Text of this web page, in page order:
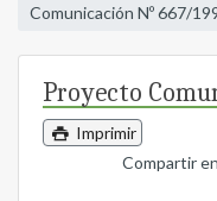
Comunicación Nº 667/
Proyecto
Imprimir
Compartir